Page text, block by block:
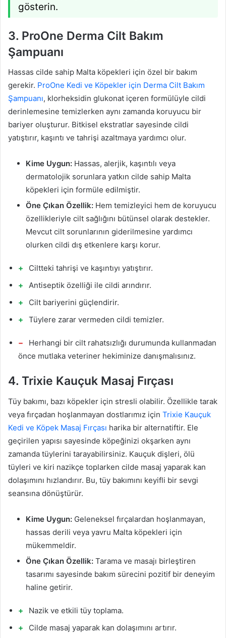
gösterin.
3. ProOne Derma Cilt Bakım
Şampuanı
Hassas cilde sahip Malta köpekleri için özel bir bakım
gerekir. ProOne Kedi ve Köpekler için Derma Cilt Bakım
Şampuanı, klorheksidin glukonat içeren formülüyle cildi
derinlemesine temizlerken aynı zamanda koruyucu bir
bariyer oluşturur. Bitkisel ekstratlar sayesinde cildi
yatıştırır, kaşıntı ve tahrişi azaltmaya yardımcı olur.
Kime Uygun: Hassas, alerjik, kaşıntılı veya
dermatolojik sorunlara yatkın cilde sahip Malta
köpekleri için formüle edilmiştir.
Öne Çıkan Özellik: Hem temizleyici hem de koruyucu
özellikleriyle cilt sağlığını bütünsel olarak destekler.
Mevcut cilt sorunlarının giderilmesine yardımcı
olurken cildi dış etkenlere karşı korur.
Ciltteki tahrişi ve kaşıntıyı yatıştırır.
Antiseptik özelliği ile cildi arındırır.
Cilt bariyerini güçlendirir.
Tüylere zarar vermeden cildi temizler.
Herhangi bir cilt rahatsızlığı durumunda kullanmadan
önce mutlaka veteriner hekiminize danışmalısınız.
4. Trixie Kauçuk Masaj Fırçası
Tüy bakımı, bazı köpekler için stresli olabilir. Özellikle tarak
veya fırçadan hoşlanmayan dostlarımız için Trixie Kauçuk
Kedi ve Köpek Masaj Fırçası harika bir alternatiftir. Ele
geçirilen yapısı sayesinde köpeğinizi okşarken aynı
zamanda tüylerini tarayabilirsiniz. Kauçuk dişleri, ölü
tüyleri ve kiri nazikçe toplarken cilde masaj yaparak kan
dolaşımını hızlandırır. Bu, tüy bakımını keyifli bir sevgi
seansına dönüştürür.
Kime Uygun: Geleneksel fırçalardan hoşlanmayan,
hassas derili veya yavru Malta köpekleri için
mükemmeldir.
Öne Çıkan Özellik: Tarama ve masajı birleştiren
tasarımı sayesinde bakım sürecini pozitif bir deneyim
haline getirir.
Nazik ve etkili tüy toplama.
Cilde masaj yaparak kan dolaşımını artırır.